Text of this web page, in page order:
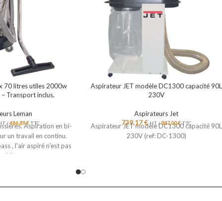
70 litres utiles 2000w
– Transport inclus.
Leman
/486,89€TTC
Aspiration en bi-
un travail en continu.
, l'air aspiré n'est pas
pour une
Aspirateur JET modèle DC1300 capacité 90L
230V
Aspirateurs Jet
739,17€ HT /887,00€TTC
Aspirateur JET modèle DC1300 capacité 90L
230V (ref: DC-1300)